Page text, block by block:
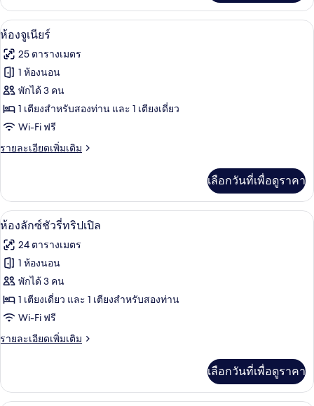
เกี่ยว
กับ
ห้อง
ซ์ชัว
รี่
เปิด
ภาพถ่าย
ทั้งหมด
ของ
ห้อง
จู
เนียร์
ห้องจูเนียร์ | ตู้นิรภัยในห้องพัก, Wi-Fi
10
ห้องจูเนียร์
25 ตารางเมตร
1 ห้องนอน
พักได้ 3 คน
1 เตียงสำหรับสองท่าน และ 1 เตียงเดี่ยว
Wi-Fi ฟรี
รายละเอียดเพิ่มเติม
ราย
เกี่ยว
กับ
ห้อง
เนียร์
เลือกวันที่เพื่อดูราคา
เปิด
ภาพถ่าย
ทั้งหมด
ของ
ห้อง
ลัก
ซ์ชัว
ทริปเปิล
ห้องลักซ์ชัวรี่ทริปเปิล | ตู้นิรภัยในห้องพั
13
ห้องลักซ์ชัวรี่ทริปเปิล
24 ตารางเมตร
1 ห้องนอน
พักได้ 3 คน
1 เตียงเดี่ยว และ 1 เตียงสำหรับสองท่าน
Wi-Fi ฟรี
รายละเอียดเพิ่มเติม
ราย
เกี่ยว
กับ
เลือกวันที่เพื่อดูราคา